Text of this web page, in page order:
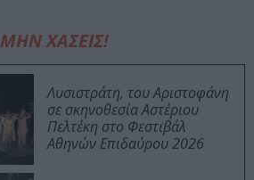
ΜΗΝ ΧΑΣΕΙΣ!
Λυσιστράτη, του Αριστοφάνη
σε σκηνοθεσία Αστέριου
Πελτέκη στο Φεστιβάλ
Αθηνών Επιδαύρου 2026